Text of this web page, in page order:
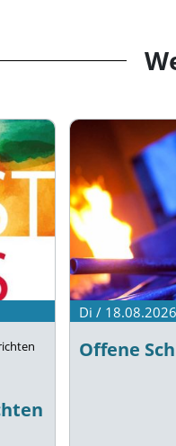
Di /
Offene